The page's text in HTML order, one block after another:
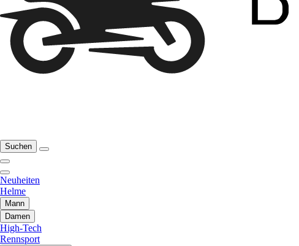
Suchen
Neuheiten
Helme
Mann
Damen
High-Tech
Rennsport